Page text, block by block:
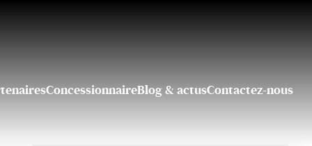
ConcessionnaireBlog & actusContactez-nous